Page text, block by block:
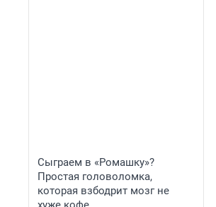
Сыграем в «Ромашку»?
Простая головоломка,
которая взбодрит мозг не